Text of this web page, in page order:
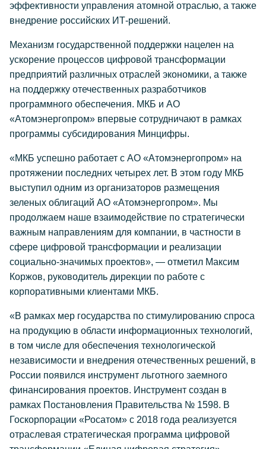
эффективности управления атомной отраслью, а также
внедрение российских ИТ-решений.
Механизм государственной поддержки нацелен на
ускорение процессов цифровой трансформации
предприятий различных отраслей экономики, а также
на поддержку отечественных разработчиков
программного обеспечения. МКБ и АО
«Атомэнергопром» впервые сотрудничают в рамках
программы субсидирования Минцифры.
«МКБ успешно работает с АО «Атомэнергопром» на
протяжении последних четырех лет. В этом году МКБ
выступил одним из организаторов размещения
зеленых облигаций АО «Атомэнергопром». Мы
продолжаем наше взаимодействие по стратегически
важным направлениям для компании, в частности в
сфере цифровой трансформации и реализации
социально-значимых проектов», — отметил Максим
Коржов, руководитель дирекции по работе с
корпоративными клиентами МКБ.
«В рамках мер государства по стимулированию спроса
на продукцию в области информационных технологий,
в том числе для обеспечения технологической
независимости и внедрения отечественных решений, в
России появился инструмент льготного заемного
финансирования проектов. Инструмент создан в
рамках Постановления Правительства № 1598. В
Госкорпорации «Росатом» с 2018 года реализуется
отраслевая стратегическая программа цифровой